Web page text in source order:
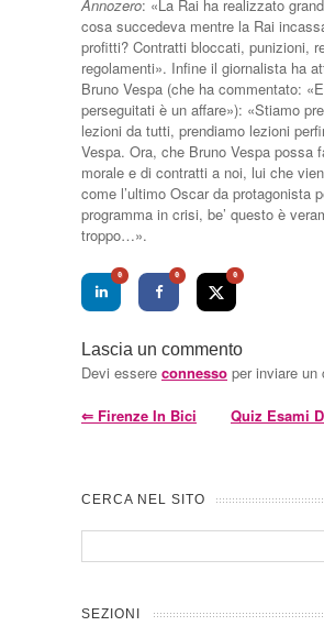
Annozero: «La Rai ha realizzato
cosa succedeva mentre la Rai
profitti? Contratti bloccati, punizioni,
regolamenti». Infine il giornalista ha
Bruno Vespa (che ha commentato:
perseguitati è un affare»): «Stiamo
lezioni da tutti, prendiamo lezioni
Vespa. Ora, che Bruno Vespa possa
morale e di contratti a noi, lui che
come l’ultimo Oscar da protagonista
programma in crisi, be’ questo è
troppo…».
0 0 0
Lascia un commento
Devi essere connesso per inviare un
⇐ Firenze In Bici Quiz Esami
CERCA NEL SITO
SEZIONI